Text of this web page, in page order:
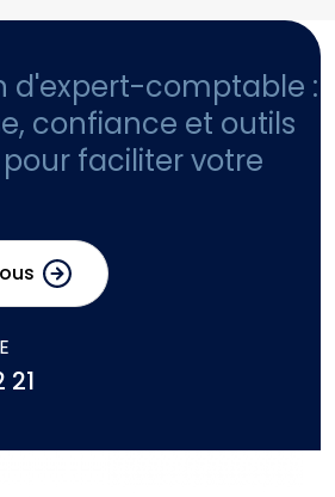
d'expert-comptable :
confiance et outils
faciliter votre
21